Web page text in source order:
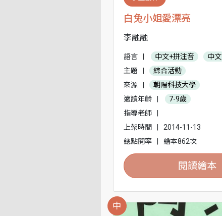
白兔小姐愛漂亮
李融融
語言 中文+拼注音
中文
主題
綜合活動
來源
朝陽科技大學
適讀年齡
7-9歲
指導老師
上架時間
2014-11-13
總點閱率
繪本862次
閱讀繪本
中